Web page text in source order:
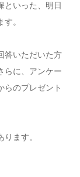
といった、明日
。
答いただいた方
らに、アンケー
らのプレゼント
ます。